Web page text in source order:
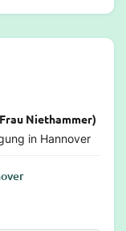
Niethammer)
in Hannover